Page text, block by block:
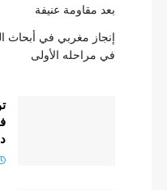
بعد مقاومة عنيفة
إنجاز مغربي في
في مراحله الأولى